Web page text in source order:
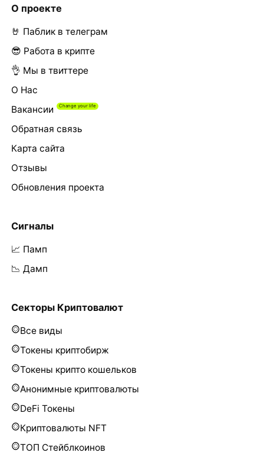
О проекте
🤘 Паблик в телеграм
😎 Работа в крипте
👌 Мы в твиттере
О Нас
Вакансии
Обратная связь
Карта сайта
Отзывы
Обновления проекта
Сигналы
📈 Памп
📉 Дамп
Секторы Криптовалют
Все виды
Токены криптобирж
Токены крипто кошельков
Анонимные криптовалюты
DeFi Токены
Криптовалюты NFT
ТОП Стейблкоинов